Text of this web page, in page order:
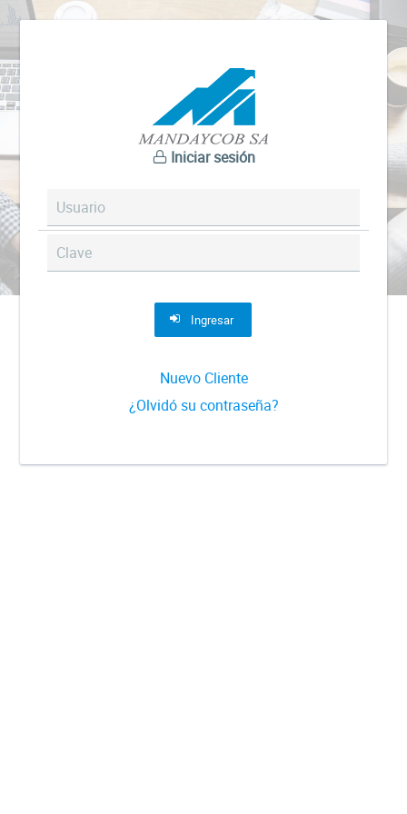
Iniciar sesión
Ingresar
Nuevo Cliente
¿Olvidó su contraseña?